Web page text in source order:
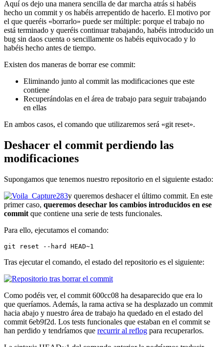
Aquí os dejo una manera sencilla de dar marcha atrás si habéis
hecho un commit y os habéis arrepentido de hacerlo. El motivo por
el que queréis «borrarlo» puede ser múltiple: porque el trabajo no
está terminado y queréis continuar trabajando, habéis introducido un
bug sin daos cuenta o sencillamente os habéis equivocado y lo
habéis hecho antes de tiempo.
Existen dos maneras de borrar ese commit:
Eliminando junto al commit las modificaciones que este
contiene
Recuperándolas en el área de trabajo para seguir trabajando
en ellas
En ambos casos, el comando que utilizaremos será «git reset».
Deshacer el commit perdiendo las
modificaciones
Supongamos que tenemos nuestro repositorio en el siguiente estado:
y queremos deshacer el último commit. En este
primer caso, queremos desechar los cambios introducidos en ese
commit que contiene una serie de tests funcionales.
Para ello, ejecutamos el comando:
git reset --hard HEAD~1
Tras ejecutar el comando, el estado del repositorio es el siguiente:
Como podéis ver, el commit 600cc08 ha desaparecido que era lo
que queríamos. Además, la rama activa se ha desplazado un commit
hacia abajo y nuestro área de trabajo ha quedado en el estado del
commit 6eb9f2d. Los tests funcionales que estaban en el commit se
han perdido y tendríamos que recurrir al reflog para recuperarlos.